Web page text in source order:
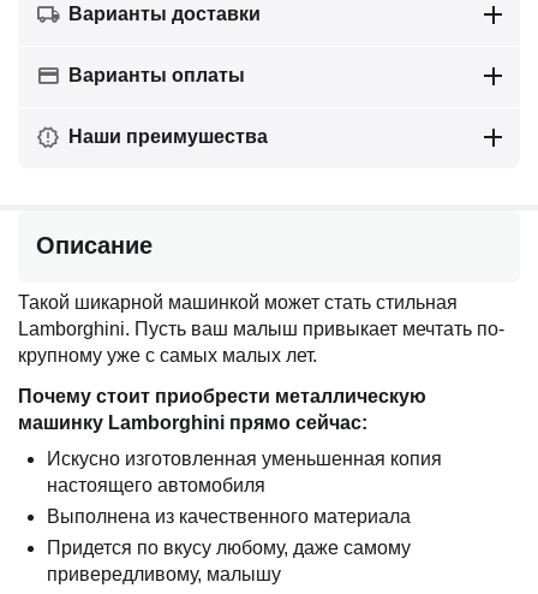
Варианты доставки
Варианты оплаты
Наши преимушества
Описание
Такой шикарной машинкой может стать стильная
Lamborghini. Пусть ваш малыш привыкает мечтать по-
крупному уже с самых малых лет.
Почему стоит приобрести металлическую
машинку Lamborghini прямо сейчас:
Искусно изготовленная уменьшенная копия
настоящего автомобиля
Выполнена из качественного материала
Придется по вкусу любому, даже самому
привередливому, малышу